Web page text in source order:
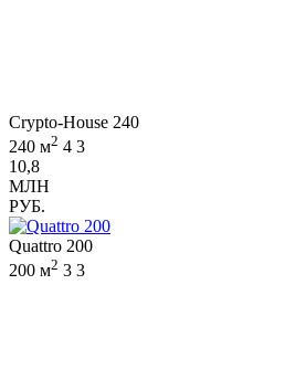
Crypto-House 240
240 м2 4 3
10,8
МЛН
РУБ.
Quattro 200
200 м2 3 3